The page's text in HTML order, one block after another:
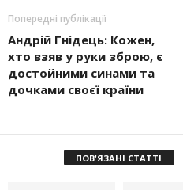
Попередні публікації
Андрій Гнідець: Кожен,
хто взяв у руки зброю, є
достойними синами та
дочками своєї країни
ПОВ'ЯЗАНІ СТАТТІ